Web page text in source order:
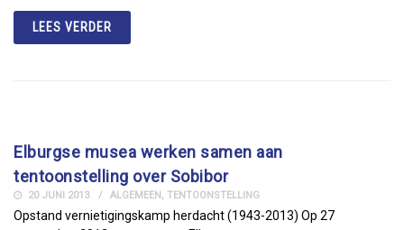
LEES VERDER
Elburgse musea werken samen aan
tentoonstelling over Sobibor
20 JUNI 2013 ALGEMEEN TENTOONSTELLING
Opstand vernietigingskamp herdacht (1943-2013) Op 27